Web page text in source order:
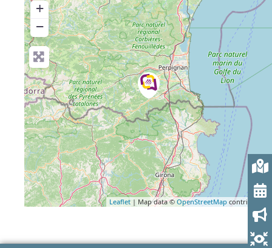
+
−
Leaflet| Map data © OpenStreetMap contributors